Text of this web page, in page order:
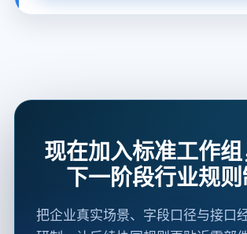
现在加入标准工作
下一阶段行业规
把企业真实场景、字段口径与接口